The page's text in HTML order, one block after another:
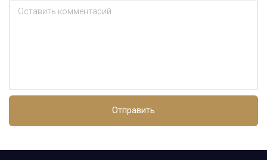
Оставить комментарий
Отправить